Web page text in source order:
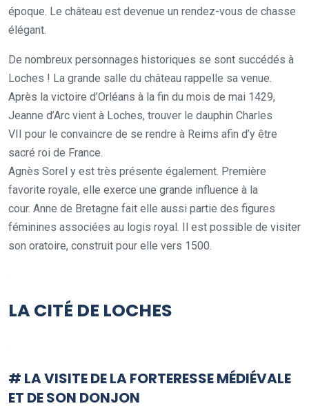
époque. Le château est devenue un rendez-vous de chasse
élégant.
De nombreux personnages historiques se sont succédés à
Loches ! La grande salle du château rappelle sa venue.
Après la victoire d’Orléans à la fin du mois de mai 1429,
Jeanne d’Arc vient à Loches, trouver le dauphin Charles
VII pour le convaincre de se rendre à Reims afin d’y être
sacré roi de France.
Agnès Sorel y est très présente également. Première
favorite royale, elle exerce une grande influence à la
cour. Anne de Bretagne fait elle aussi partie des figures
féminines associées au logis royal. Il est possible de visiter
son oratoire, construit pour elle vers 1500.
LA CITÉ DE LOCHES
# LA VISITE DE LA FORTERESSE MÉDIÉVALE
ET DE SON DONJON